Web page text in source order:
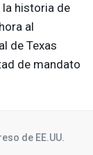
la historia de
al
de Texas
de mandato
de EE.UU.